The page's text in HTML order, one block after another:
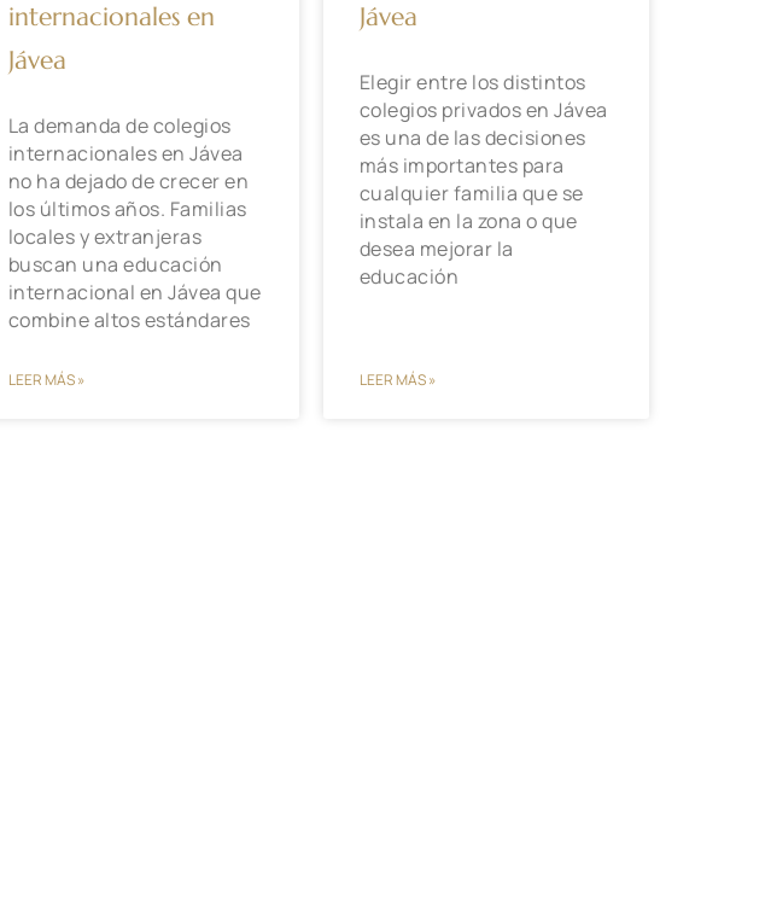
internacionales en
Jávea
La demanda de colegios
internacionales en Jávea
no ha dejado de crecer en
los últimos años. Familias
locales y extranjeras
buscan una educación
internacional en Jávea que
combine altos estándares
LEER MÁS »
Jávea
Elegir entre los distintos
colegios privados en Jávea
es una de las decisiones
más importantes para
cualquier familia que se
instala en la zona o que
desea mejorar la
educación
LEER MÁS »